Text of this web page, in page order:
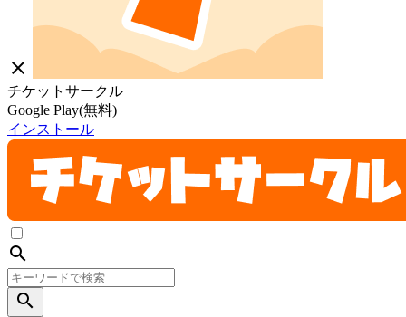
close
チケットサークル
Google Play(無料)
インストール
search
search